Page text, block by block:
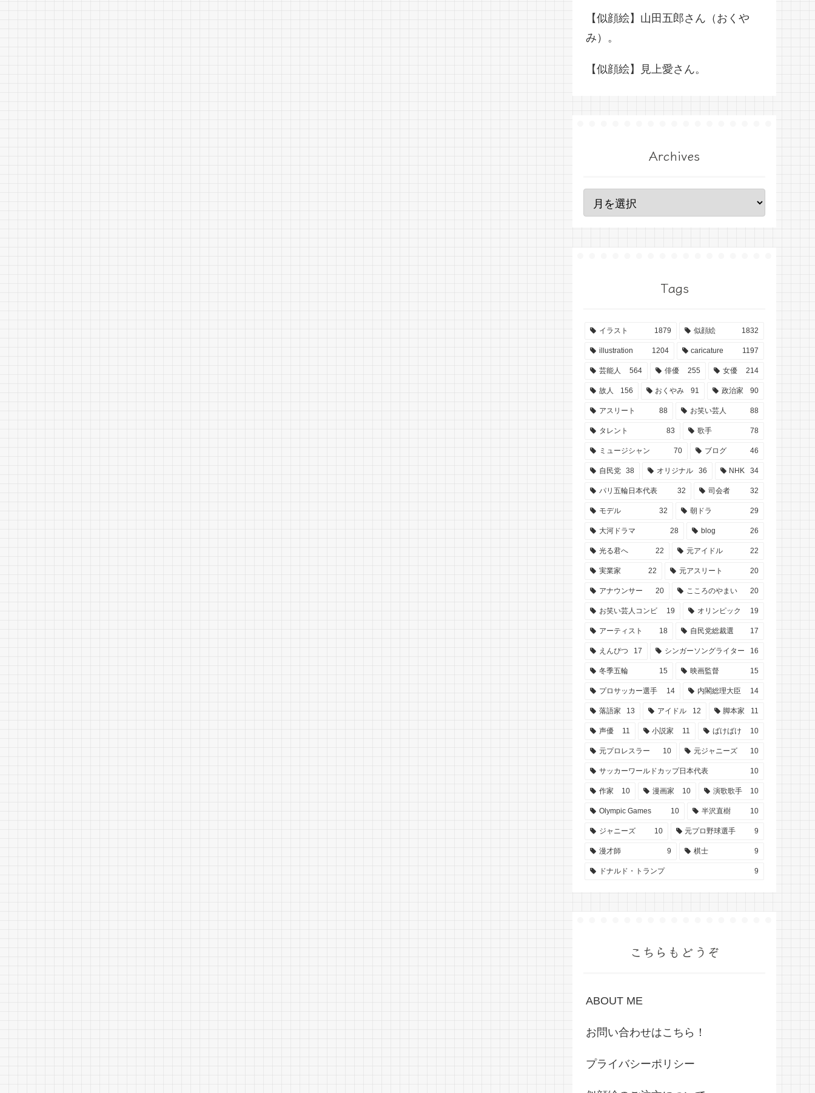
【似顔絵】山田五郎さん（おくや
み）。
【似顔絵】見上愛さん。
Archives
Tags
イラスト 1879 似顔絵 1832
illustration 1204 caricature 1197
芸能人 564 俳優 255 女優 214
故人 156 おくやみ 91 政治家 90
アスリート 88 お笑い芸人 88
タレント 83 歌手 78
ミュージシャン 70 ブログ 46
自民党 38 オリジナル 36 NHK 34
パリ五輪日本代表 32 司会者 32
モデル 32 朝ドラ 29
大河ドラマ 28 blog 26
光る君へ 22 元アイドル 22
実業家 22 元アスリート 20
アナウンサー 20 こころのやまい 20
お笑い芸人コンビ 19 オリンピック 19
アーティスト 18 自民党総裁選 17
えんぴつ 17 シンガーソングライター 16
冬季五輪 15 映画監督 15
プロサッカー選手 14 内閣総理大臣 14
落語家 13 アイドル 12 脚本家 11
声優 11 小説家 11 ばけばけ 10
元プロレスラー 10 元ジャニーズ 10
サッカーワールドカップ日本代表 10
作家 10 漫画家 10 演歌歌手 10
Olympic Games 10 半沢直樹 10
ジャニーズ 10 元プロ野球選手 9
漫才師 9 棋士 9
ドナルド・トランプ 9
こちらもどうぞ
ABOUT ME
お問い合わせはこちら！
プライバシーポリシー